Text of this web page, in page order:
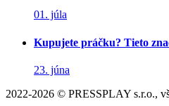
01. júla
Kupujete práčku? Tieto
23. júna
2022-2026 © PRESSPLAY s.r.o.,